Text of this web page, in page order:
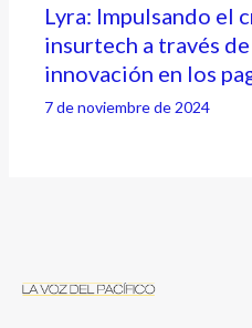
Lyra: Impulsando el
insurtech a través
innovación en los
7 de noviembre de 2024